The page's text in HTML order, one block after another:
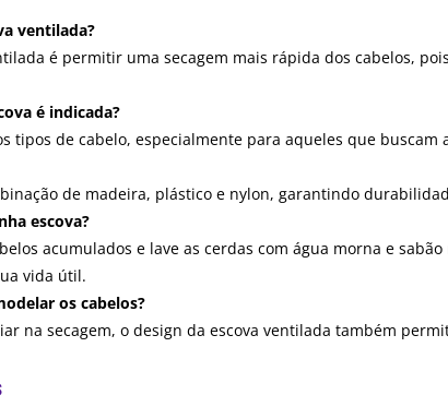
ventilada?
é permitir uma secagem mais rápida dos cabelos,
é indicada?
tipos de cabelo, especialmente para aqueles que
de madeira, plástico e nylon, garantindo
escova?
acumulados e lave as cerdas com água morna e
vida útil.
os cabelos?
na secagem, o design da escova ventilada também